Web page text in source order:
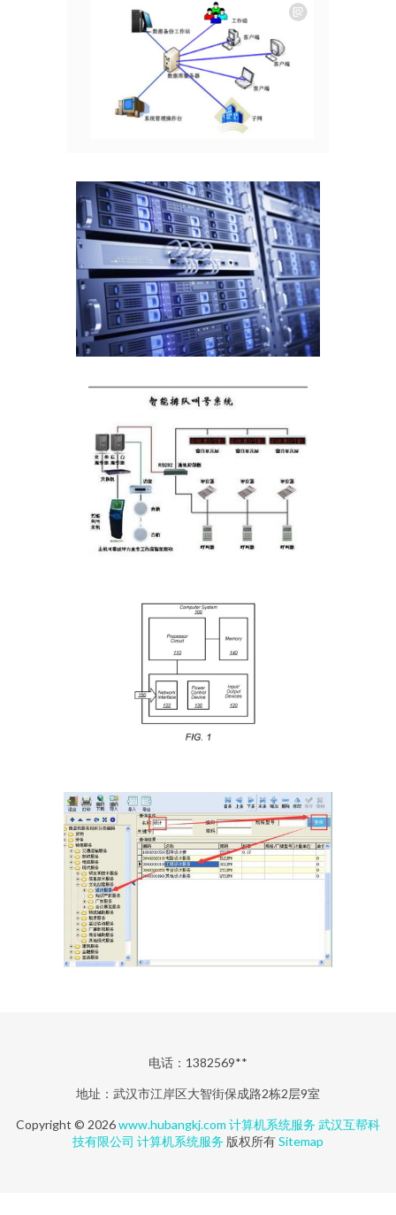
电话：1382569**
地址：武汉市江岸区大智街保成路2栋2层9室
Copyright © 2026www.hubangkj.com 计算机系统服务 武汉互帮科
技有限公司 计算机系统服务 版权所有Sitemap